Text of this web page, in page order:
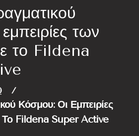
των
το Fildena
/
Κόσμου: Οι Εμπειρίες
Fildena Super Active